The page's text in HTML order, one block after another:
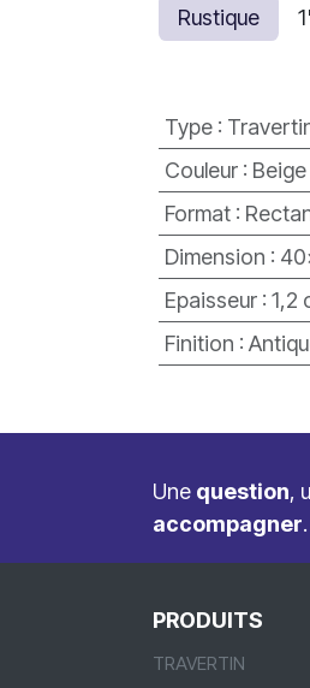
Rustique
Type:
Couleur:
Format:
Dimension :
Epaisseur: 1,2
Finition :
Une question,
accompagner.
PRODUITS
TRAVERTIN